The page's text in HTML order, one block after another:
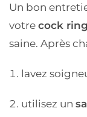
Un bon
votre cock ring
saine. Après
lavez
utilisez un